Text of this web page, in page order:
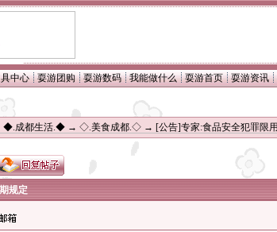
中心 耍游团购 耍游数码 我能做什么 耍游首页 耍游资讯
◆.成都生活.◆ → ◇.美食成都.◇ → [公告]专家:食品安全犯罪限
规定